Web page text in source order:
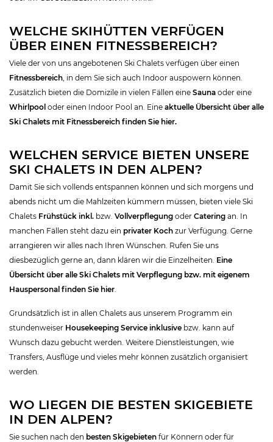
WELCHE SKIHÜTTEN VERFÜGEN
ÜBER EINEN FITNESSBEREICH?
Viele der von uns angebotenen Ski Chalets verfügen über einen
Fitnessbereich , in dem Sie sich auch Indoor auspowern können.
Zusätzlich bieten die Domizile in vielen Fällen eine Sauna oder eine
Whirlpool oder einen Indoor Pool an. Eine aktuelle Übersicht über alle
Ski Chalets mit Fitnessbereich finden Sie hier.
WELCHEN SERVICE BIETEN UNSERE
SKI CHALETS IN DEN ALPEN?
Damit Sie sich vollends entspannen können und sich morgens und
abends nicht um die Mahlzeiten kümmern müssen, bieten viele Ski
Chalets Frühstück inkl. bzw. Vollverpflegung oder Catering an. In
manchen Fällen steht dazu ein privater Koch zur Verfügung. Gerne
arrangieren wir alles nach Ihren Wünschen. Rufen Sie uns
diesbezüglich gerne an, dann klären wir die Einzelheiten. Eine
Übersicht über alle Ski Chalets mit Verpflegung bzw. mit eigenem
Hauspersonal finden Sie hier
Grundsätzlich ist in allen Chalets aus unserem Programm ein
stundenweiser Housekeeping Service inklusive bzw. kann auf
Wunsch dazu gebucht werden. Weitere Dienstleistungen, wie
Transfers, Ausflüge und vieles mehr können zusätzlich organisiert
werden.
WO LIEGEN DIE BESTEN SKIGEBIETE
IN DEN ALPEN?
Sie suchen nach den besten Skigebieten für Könnern oder für